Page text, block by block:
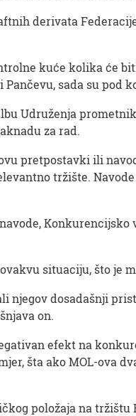
derivata
kuće kolika će
sada su pod
Udruženja
za rad.
pretpostavki ili
tržište.
situaciju, što je
njegov dosadašnji
on.
efekt na
šta ako MOL-ova
položaja na tržištu